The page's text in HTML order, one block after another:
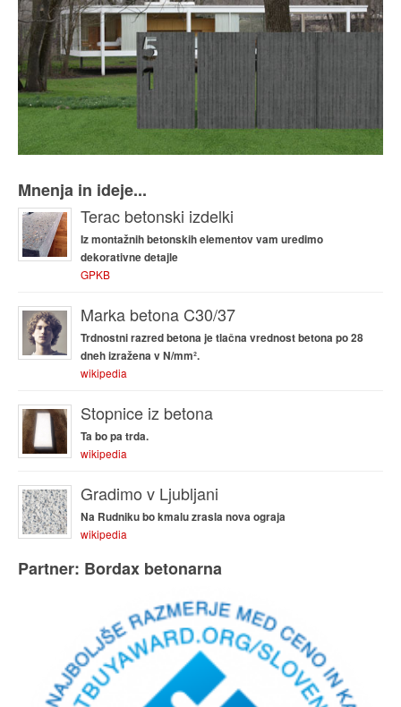
Mnenja in ideje...
Terac betonski izdelki
Iz montažnih betonskih elementov vam uredimo
dekorativne detajle
GPKB
Marka betona C30/37
Trdnostni razred betona je tlačna vrednost betona po 28
dneh izražena v N/mm².
wikipedia
Stopnice iz betona
Ta bo pa trda.
wikipedia
Gradimo v Ljubljani
Na Rudniku bo kmalu zrasla nova ograja
wikipedia
Partner: Bordax betonarna